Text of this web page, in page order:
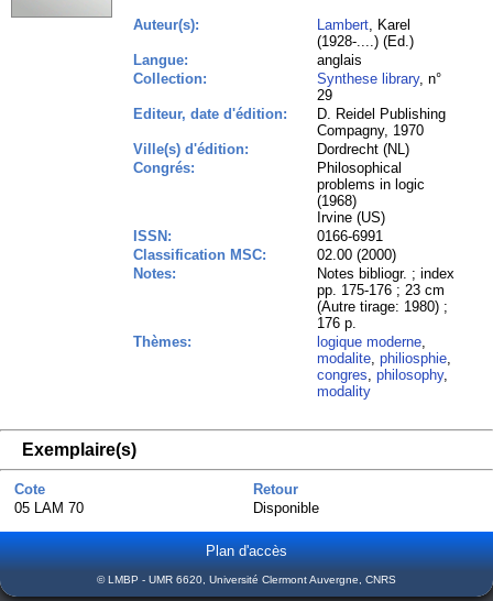
Auteur(s): Lambert, Karel
(1928-....) (Ed.)
Langue:
anglais
Collection:
Synthese library, n°
29
Editeur, date d'édition:
D. Reidel Publishing
Compagny, 1970
Ville(s) d'édition:
Dordrecht (NL)
Congrés:
Philosophical
problems in logic
(1968)
Irvine (US)
ISSN:
0166-6991
Classification MSC:
02.00 (2000)
Notes:
Notes bibliogr. ; index
pp. 175-176 ; 23 cm
(Autre tirage: 1980) ;
176 p.
Thèmes:
logique moderne,
modalite,philiosphie,
congres,philosophy,
modality
Exemplaire(s)
Cote
Retour
05 LAM 70
Disponible
Plan d'accès
© LMBP - UMR 6620, Université Clermont Auvergne, CNRS